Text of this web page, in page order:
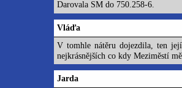
Darovala SM do 750.258-6.
Vláďa
V tomhle nátěru dojezdila, ten
nejkrásnějších co kdy Meziměstí
Jarda